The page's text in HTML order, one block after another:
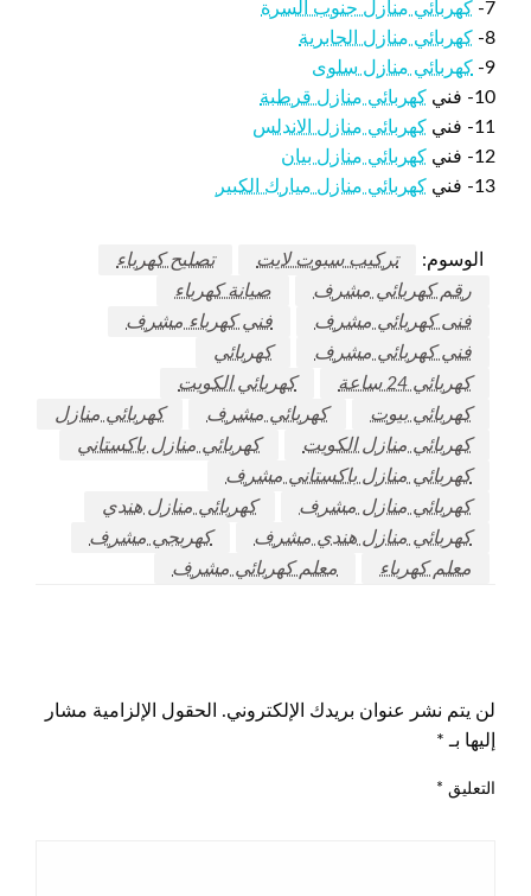
7-
كهربائي منازل جنوب السرة
8-
كهربائي منازل الجابرية
9-
كهربائي منازل سلوى
10- فني
كهربائي منازل قرطبة
11- فني
كهربائي منازل الاندلس
12- فني
كهربائي منازل بيان
13- فني
كهربائي منازل ميارك الكبير
الوسوم: تركيب سبوت لايت
تصليح كهرباء
رقم كهربائي مشرف
صيانة كهرباء
فنى كهربائي مشرف
فني كهرباء مشرف
فني كهربائي مشرف
كهربائي
كهربائي 24 ساعة
كهربائي الكويت
كهربائي بيوت
كهربائي مشرف
كهربائي منازل
كهربائي منازل الكويت
كهربائي منازل باكستاني
كهربائي منازل باكستاني مشرف
كهربائي منازل مشرف
كهربائي منازل هندي
كهربائي منازل هندي مشرف
كهربجي مشرف
معلم كهرباء
معلم كهربائي مشرف
لن يتم نشر عنوان بريدك الإلكتروني.
الحقول الإلزامية مشار
إليها بـ *
التعليق *